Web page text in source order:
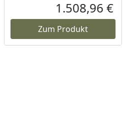
in ProzentPreis
Preis 1.508,96 €
Zum Produkt